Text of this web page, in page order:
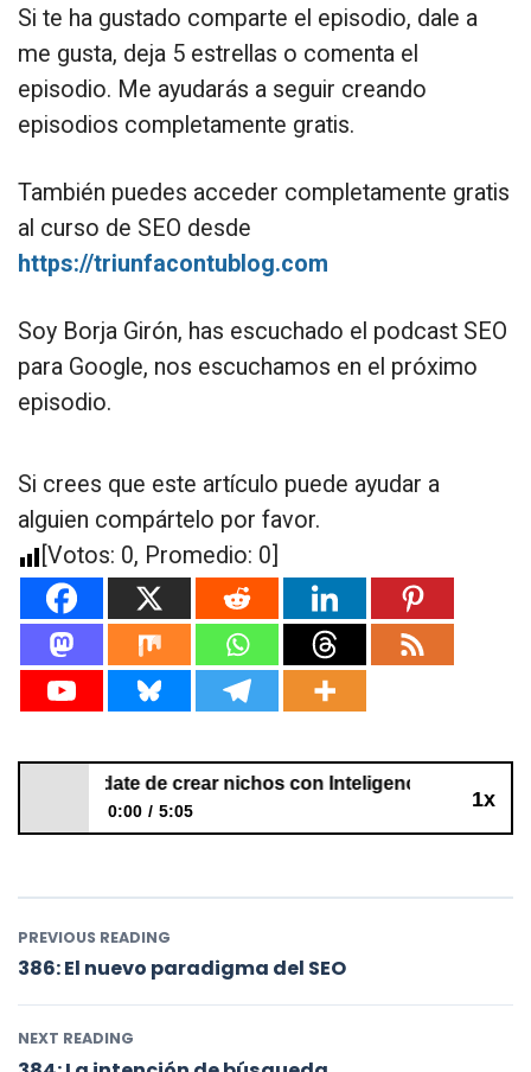
Si te ha gustado comparte el episodio, dale a
me gusta, deja 5 estrellas o comenta el
episodio. Me ayudarás a seguir creando
episodios completamente gratis.
También puedes acceder completamente gratis
al curso de SEO desde
https://triunfacontublog.com
Soy Borja Girón, has escuchado el podcast SEO
para Google, nos escuchamos en el próximo
episodio.
Si crees que este artículo puede ayudar a
alguien compártelo por favor.
[Votos: 0, Promedio: 0
1x
385: Olvídate de crear nichos con Inteligencia Artificial
0:00 5:05
PREVIOUS READING
386: El nuevo paradigma del SEO
NEXT READING